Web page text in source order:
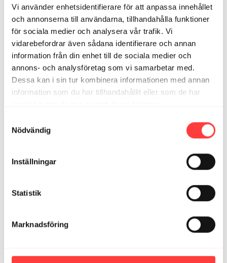
Vi använder enhetsidentifierare för att anpassa innehållet
och annonserna till användarna, tillhandahålla funktioner
för sociala medier och analysera vår trafik. Vi
vidarebefordrar även sådana identifierare och annan
information från din enhet till de sociala medier och
annons- och analysföretag som vi samarbetar med.
Dessa kan i sin tur kombinera informationen med annan
information som du har tillhandahållit eller som de har
Nödvändig
Inställningar
Statistik
Marknadsföring
Community Runs i september?
0
Relaterade videor
VIBE CHECK. Juni 2026